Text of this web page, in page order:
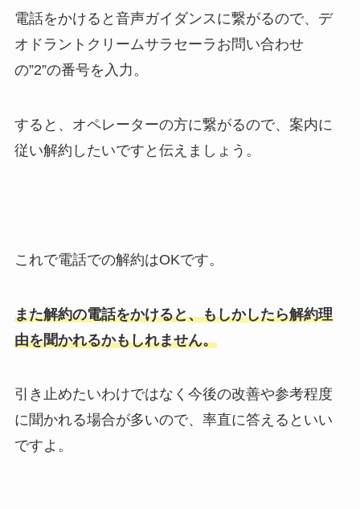
電話をかけると音声ガイダンスに繋がるので、デ
オドラントクリームサラセーラお問い合わせ
の”2”の番号を入力。
すると、オペレーターの方に繋がるので、案内に
従い解約したいですと伝えましょう。
これで電話での解約はOKです。
また解約の電話をかけると、もしかしたら解約理
由を聞かれるかもしれません。
引き止めたいわけではなく今後の改善や参考程度
に聞かれる場合が多いので、率直に答えるといい
ですよ。